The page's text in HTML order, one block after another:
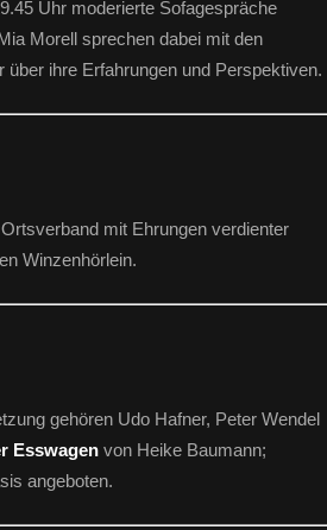
Uhr moderierte Sofagespräche
Morell sprechen dabei mit den
ihre Erfahrungen und Perspektiven.
mit Ehrungen verdienter
Winzenhörlein.
gehören Udo Hafner, Peter Wendel
Esswagen von Heike Baumann;
angeboten.